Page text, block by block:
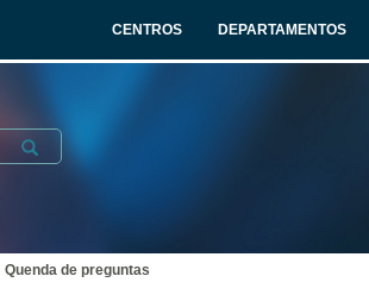
CENTROS DEPARTAMENTOS
Submit
Quenda de preguntas